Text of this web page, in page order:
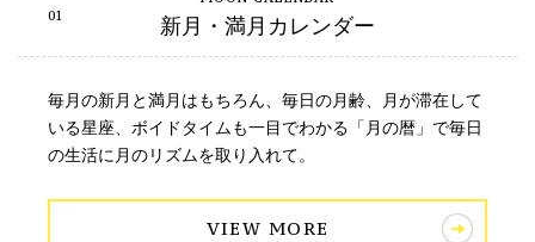
新月・満月カレンダー
毎月の新月と満月はもちろん、毎日の月齢、月が滞在して
いる星座、ボイドタイムも一目でわかる「月の暦」で毎日
の生活に月のリズムを取り入れて。
VIEW MORE